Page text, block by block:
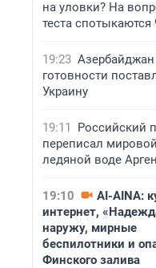
на уловки? На
теста спотыкаются
19:23
готовности
Украину
19:11
Российский
переписал
ледяной воде
19:10
AI-AINA:
интернет,
наружу, мирные
беспилотники и
Финского залива